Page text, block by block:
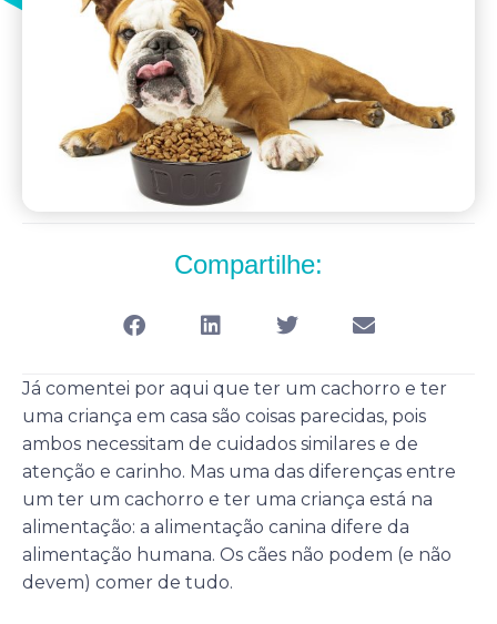
Compartilhe:
Já comentei por aqui que ter um cachorro e ter
uma criança em casa são coisas parecidas, pois
ambos necessitam de cuidados similares e de
atenção e carinho. Mas uma das diferenças entre
um ter um cachorro e ter uma criança está na
alimentação: a alimentação canina difere da
alimentação humana. Os cães não podem (e não
devem) comer de tudo.